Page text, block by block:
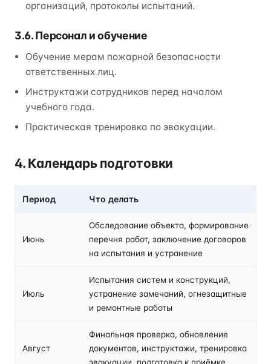
организаций, протоколы испытаний.
3.6. Персонал и обучение
Обучение мерам пожарной безопасности
ответственных лиц.
Инструктажи сотрудников перед началом
учебного года.
Практическая тренировка по эвакуации.
4. Календарь подготовки
Период Что делать
Июнь
Обследование объекта, формирование
перечня работ, заключение договоров
на испытания и устранение
Июль
Испытания систем и конструкций,
устранение замечаний, огнезащитные
и ремонтные работы
Август
Финальная проверка, обновление
документов, инструктажи, тренировка